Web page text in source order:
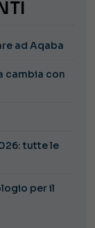
ad Aqaba
cambia con
tutte le
per il